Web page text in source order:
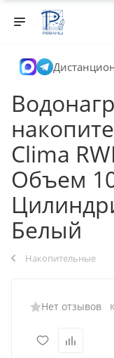
Clima
Объем
Белый
Накопительные
Нет отзывов